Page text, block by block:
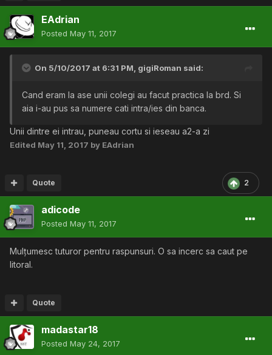
EAdrian
Posted May 11, 2017
On 5/10/2017 at 6:31 PM, gigiRoman said:
Cand eram la ase unii colegi au facut practica la brd. Si
aia i-au pus sa numere cati intra/ies din banca.
Unii dintre ei intrau, puneau cortu si ieseau a2-a zi
Edited May 11, 2017 by EAdrian
2
Quote
adicode
Posted May 11, 2017
Mulțumesc tuturor pentru raspunsuri. O sa incerc sa caut pe
litoral.
Quote
madastar18
Posted May 24, 2017